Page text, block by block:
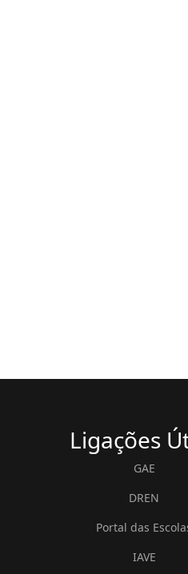
Ligações
GAE
DREN
Portal das
IAVE